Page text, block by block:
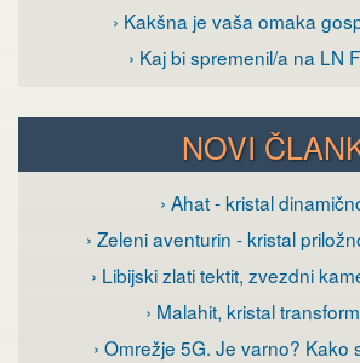
› Kakšna je vaša omaka
› Kaj bi spremenil/a na LN
NOVI
› Ahat - kristal
› Zeleni aventurin - kristal
› Libijski zlati tektit, zvezdni
› Malahit, kristal
› Omrežje 5G. Je varno? Kako